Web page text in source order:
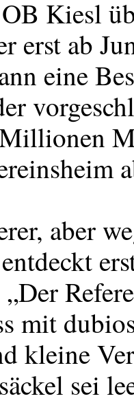
Kiesl
erst ab
eine
aber
mit
kleine
sei